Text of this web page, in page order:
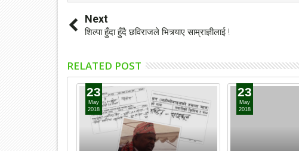
Next
शिल्पा हुँदा हुँदै छविराजले भित्र्याए साम्राज्ञीलाई !
RELATED POST
23
May
2018
23
May
2018